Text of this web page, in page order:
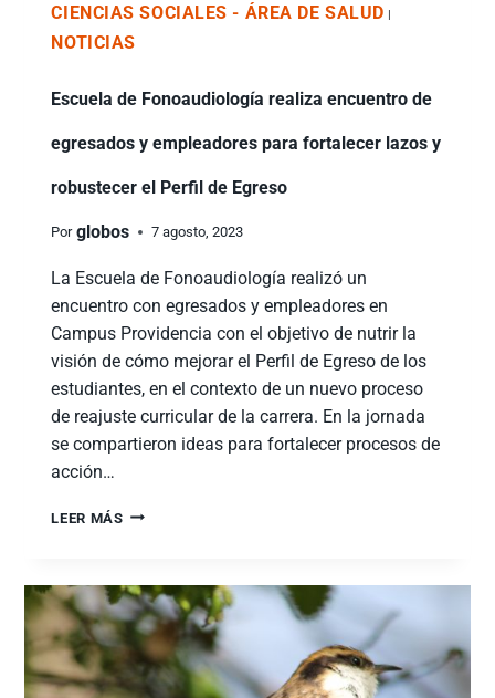
CIENCIAS SOCIALES - ÁREA DE SALUD |
NOTICIAS
Escuela de Fonoaudiología realiza encuentro de
egresados y empleadores para fortalecer lazos y
robustecer el Perfil de Egreso
Por globos 7 agosto, 2023
La Escuela de Fonoaudiología realizó un
encuentro con egresados y empleadores en
Campus Providencia con el objetivo de nutrir la
visión de cómo mejorar el Perfil de Egreso de los
estudiantes, en el contexto de un nuevo proceso
de reajuste curricular de la carrera. En la jornada
se compartieron ideas para fortalecer procesos de
acción…
LEER MÁS